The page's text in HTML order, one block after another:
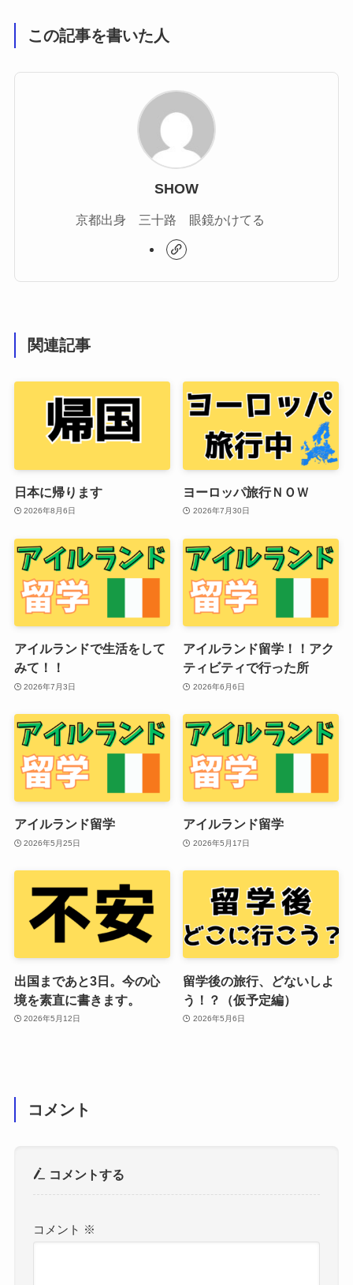
この記事を書いた人
SHOW
京都出身 三十路 眼鏡かけてる
関連記事
日本に帰ります
2026年8月6日
ヨーロッパ旅行ＮＯＷ
2026年7月30日
アイルランドで生活をして
みて！！
2026年7月3日
アイルランド留学！！アク
ティビティで行った所
2026年6月6日
アイルランド留学
2026年5月25日
アイルランド留学
2026年5月17日
出国まであと3日。今の心
境を素直に書きます。
2026年5月12日
留学後の旅行、どないしよ
う！？（仮予定編）
2026年5月6日
コメント
コメントする
コメント ※